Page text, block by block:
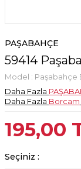
PAŞABAHÇE
59414
Model : Paşabahçe
Daha Fazla
Daha Fazla Borcam
195,00
Seçiniz :